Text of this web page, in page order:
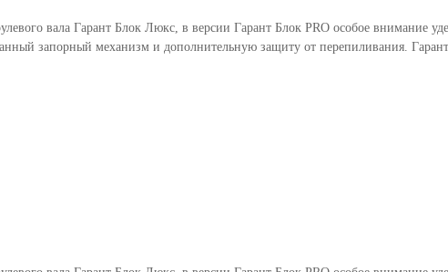
вала Гарант Блок Люкс, в версии Гарант Блок PRO особое внимание
запорный механизм и дополнительную защиту от перепиливания.